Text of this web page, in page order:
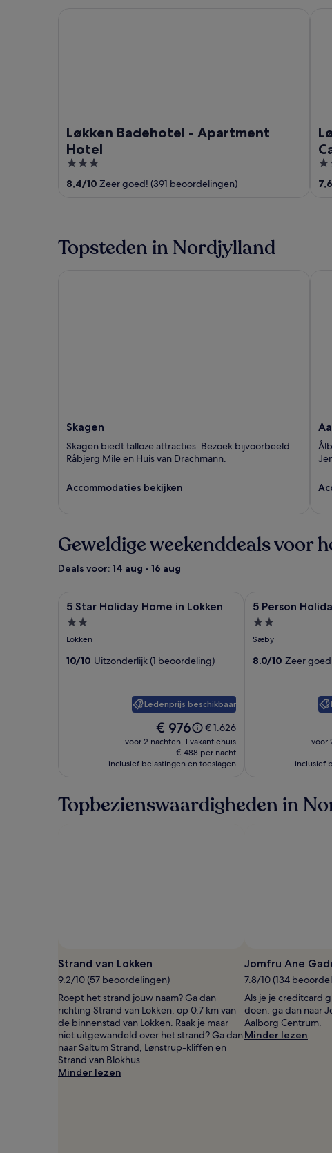
Løkken Badehotel - Apartment
Hotel
3
out
of
8,4/10 Zeer goed! (391 beoordelingen)
3
of
Topsteden in Nordjylland
Skagen
Skagen biedt talloze attracties. Bezoek bijvoorbeeld
Råbjerg Mile en Huis van Drachmann.
Accommodaties bekijken
Geweldige weekenddeals voor
Deals voor: 14 aug - 16 aug
Fotogalerie
voor
Star
Holiday
5 Star Holiday Home in Lokken
Accommodatie
met
sterren
Lokken
10/10 Uitzonderlijk (1 beoordeling)
Ledenprijs beschikbaar
De
prijs
€ 976
€ 976
De
prijs
was
€ 1.626,
informatie
over
€ 1.626
voor 2 nachten, 1 vakantiehuis
€ 488 per nacht
inclusief belastingen en toeslagen
Fotogalerie
voor
Person
Holiday
5 Person
Accommodatie
met
sterren
Sæby
8.0/10 Zeer
voor
inclusief
Topbezienswaardigheden in
Strand van Lokken
9.2/10 (57 beoordelingen)
Roept het strand jouw naam? Ga dan
richting Strand van Lokken, op 0,7 km van
de binnenstad van Lokken. Raak je maar
niet uitgewandeld over het strand? Ga dan
naar Saltum Strand, Lønstrup-kliffen en
Strand van Blokhus.
Minder lezen
Jomfru Ane
7.8/10 (134
Als je je creditcard
doen, ga dan naar
Aalborg Centrum.
Minder lezen